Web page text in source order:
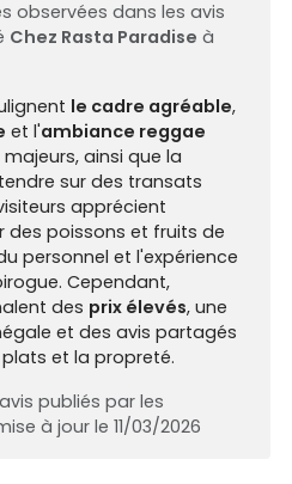
observées dans les avis
Chez Rasta Paradise à
le cadre agréable,
et l'ambiance reggae
ainsi que la
sur des transats
apprécient
des poissons et fruits de
personnel et l'expérience
Cependant,
des prix élevés, une
et des avis partagés
et la propreté.
publiés par les
à jour le 11/03/2026